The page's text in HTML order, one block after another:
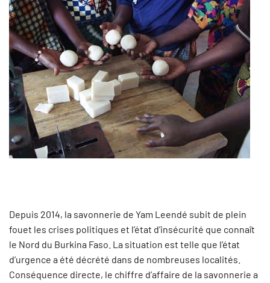
Depuis 2014, la savonnerie de Yam Leendé subit de plein
fouet les crises politiques et l’état d’insécurité que connaît
le Nord du Burkina Faso. La situation est telle que l’état
d’urgence a été décrété dans de nombreuses localités.
Conséquence directe, le chiffre d’affaire de la savonnerie a